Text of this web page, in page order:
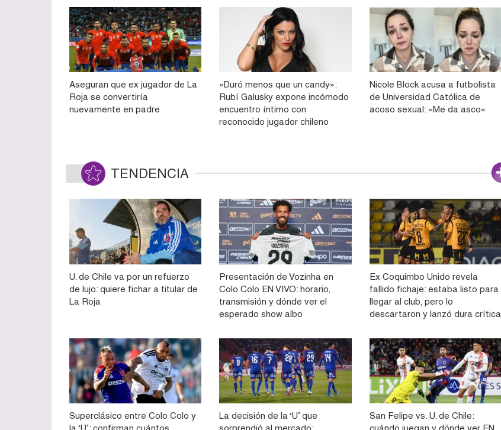
Aseguran que ex jugador de La
Roja se convertiría
nuevamente en padre
«Duró menos que un candy»:
Rubí Galusky expone incómodo
encuentro íntimo con
reconocido jugador chileno
Nicole Block acusa a futbolista
de Universidad Católica de
acoso sexual: «Me da asco»
TENDENCIA
U. de Chile va por un refuerzo
de lujo: quiere fichar a titular de
La Roja
Presentación de Vozinha en
Colo Colo EN VIVO: horario,
transmisión y dónde ver el
esperado show albo
Ex Coquimbo Unido revela
fallido fichaje: estaba listo para
llegar al club, pero lo
descartaron y lanzó dura crítica
Superclásico entre Colo Colo y
la ‘U’: confirman cuántos
La decisión de la ‘U’ que
sorprendió al mercado:
San Felipe vs. U. de Chile:
cuándo juegan y dónde ver EN